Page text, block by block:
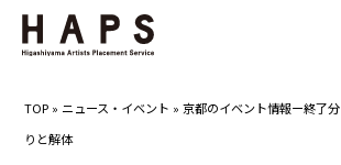
TOP » ニュース・イベント »京都のイベント情報ー終了分
りと解体